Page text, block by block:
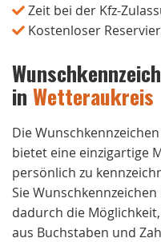
Zeit bei der Kfz-
Kostenloser
inWetteraukreis
Die
bietet eine einzigartige
persönlich zu
Sie
dadurch die
aus Buchstaben und